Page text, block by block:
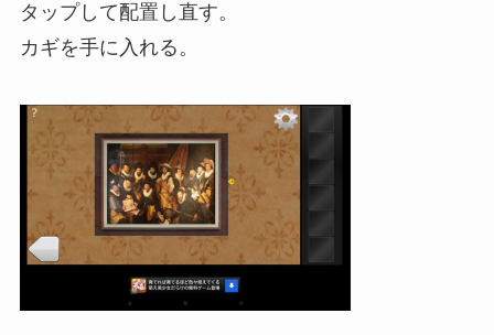
タップして配置し直す。
カギを手に入れる。